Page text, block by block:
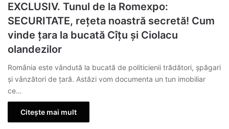
EXCLUSIV. Tunul de la Romexpo:
SECURITATE, rețeta noastră secretă! Cum
vinde țara la bucată Cîțu și Ciolacu
olandezilor
România este vândută la bucată de politicienii trădători, șpăgari
și vânzători de țară. Astăzi vom documenta un tun imobiliar
ce…
Citește mai mult